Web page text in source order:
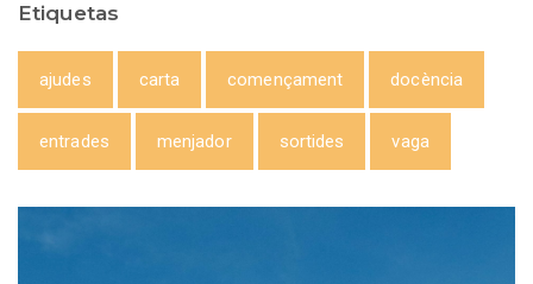
Etiquetas
ajudes carta començament docència
entrades menjador sortides vaga